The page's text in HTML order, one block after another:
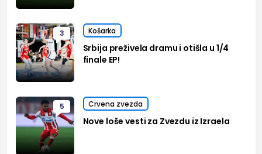
3 Košarka
Srbija preživela dramu i otišla u 1/4
finale EP!
5 Crvena zvezda
Nove loše vesti za Zvezdu iz Izraela